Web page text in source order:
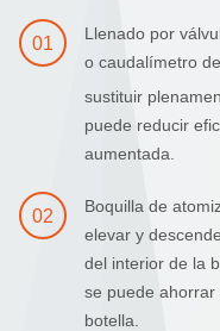
01
Llenado por
o caudalímetro
sustituir
puede reducir
aumentada.
02
Boquilla de
elevar y
del interior de la
se puede ahorrar
botella.